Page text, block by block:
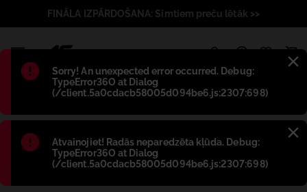
Błąd:
Sorry! An unexpected error occurred. Debug:
TypeError36O at Dialog
(/client.5a0cdacb58005d094be6.js:2307:698)
Błąd:
Atvainojiet! Radās neparedzēta kļūda. Debug:
TypeError36O at Dialog
(/client.5a0cdacb58005d094be6.js:2307:698)
FINĀLA IZPĀRDOŠANA: Simtiem preču lētāk >>